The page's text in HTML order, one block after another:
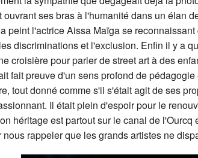
ses bras à l'humanité dans un élan
peint l'actrice Aissa Maïga se
discriminations et l'exclusion. Enfin il y a
croisière pour parler de street art à des
fait preuve d'un sens profond de
tout donné comme s'il s'était agit de ses
Il était plein d'espoir pour le
héritage est partout sur le canal de l'Ourcq
rappeler que les grands artistes ne